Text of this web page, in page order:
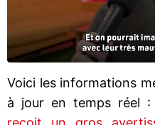
Voici les informations
à jour en temps réel